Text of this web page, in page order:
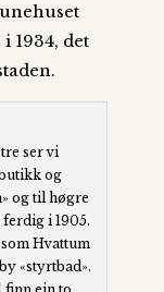
1934, det
ser vi
og
og til høgre
i 1905.
Hvattum
«styrtbad».